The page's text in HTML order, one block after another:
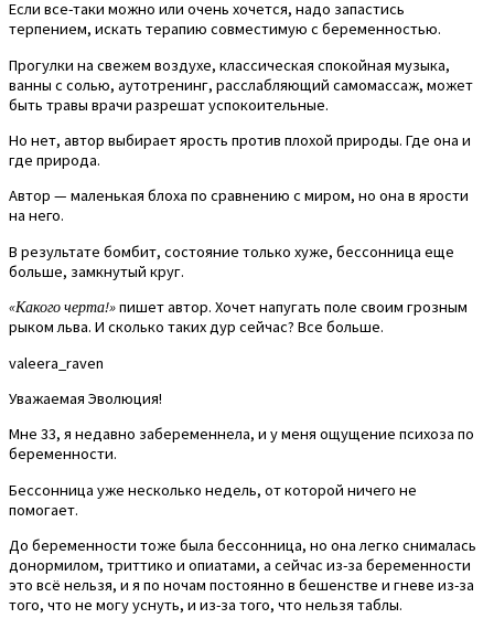
Если все-таки можно или очень хочется, надо запастись
терпением, искать терапию совместимую с беременностью.
Прогулки на свежем воздухе, классическая спокойная музыка,
ванны с солью, аутотренинг, расслабляющий самомассаж, может
быть травы врачи разрешат успокоительные.
Но нет, автор выбирает ярость против плохой природы. Где она и
где природа.
Автор — маленькая блоха по сравнению с миром, но она в ярости
на него.
В результате бомбит, состояние только хуже, бессонница еще
больше, замкнутый круг.
«Какого черта!»пишет автор. Хочет напугать поле своим грозным
рыком льва. И сколько таких дур сейчас? Все больше.
valeera_raven
Уважаемая Эволюция!
Мне 33, я недавно забеременнела, и у меня ощущение психоза по
беременности.
Бессонница уже несколько недель, от которой ничего не
помогает.
До беременности тоже была бессонница, но она легко снималась
донормилом, триттико и опиатами, а сейчас из-за беременности
это всё нельзя, и я по ночам постоянно в бешенстве и гневе из-за
того, что не могу уснуть, и из-за того, что нельзя таблы.